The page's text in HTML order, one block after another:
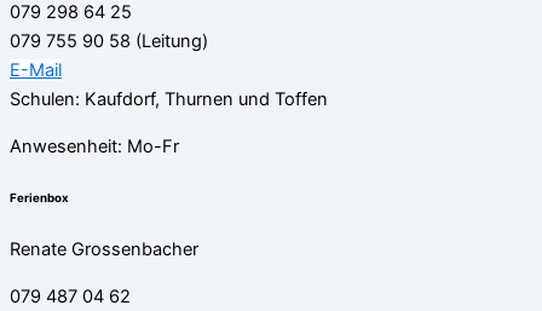
079 298 64 25
079 755 90 58 (Leitung)
E-Mail
Schulen: Kaufdorf, Thurnen und Toffen
Anwesenheit: Mo-Fr
Ferienbox
Renate Grossenbacher
079 487 04 62